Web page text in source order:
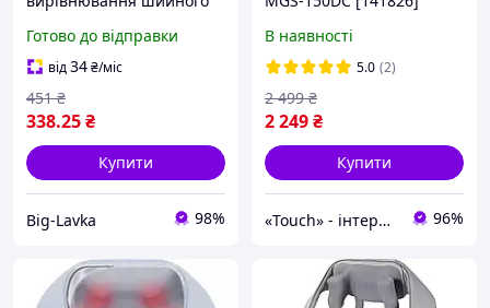
8,5 х 9 см Синій
Готово до відправки
від34₴/міс
338.25₴
451 ₴
Купити
Big-Lavka 98%
В наявності
5.0 (2)
2 249₴
2 499 ₴
Купити
«Touch» - інтернет-магазин електроніки та гаджетів 96%